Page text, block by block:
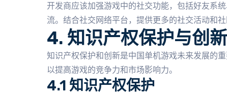
开发商应该加强游戏中的社交功能，包括好友系
流。结合社交网络平台，提供更多的社交活动和
4. 知识产权保护与创新
知识产权保护和创新是中国单机游戏未来发展的
以提高游戏的竞争力和市场影响力。
4.1 知识产权保护